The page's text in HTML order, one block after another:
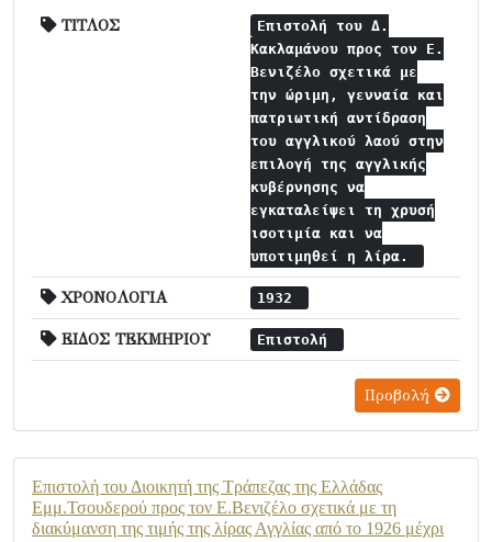
ΤΙΤΛΟΣ
Επιστολή του Δ.
Κακλαμάνου προς τον Ε.
Βενιζέλο σχετικά με
την ώριμη, γενναία και
πατριωτική αντίδραση
του αγγλικού λαού στην
επιλογή της αγγλικής
κυβέρνησης να
εγκαταλείψει τη χρυσή
ισοτιμία και να
υποτιμηθεί η λίρα.
ΧΡΟΝΟΛΟΓΙΑ 1932
ΕΙΔΟΣ ΤΕΚΜΗΡΙΟΥ Επιστολή
Προβολή
Επιστολή του Διοικητή της Τράπεζας της Ελλάδας
Εμμ.Τσουδερού προς τον Ε.Βενιζέλο σχετικά με τη
διακύμανση της τιμής της λίρας Αγγλίας από το 1926 μέχρι